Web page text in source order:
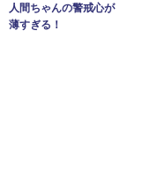
人間ちゃんの警戒心が
薄すぎる！